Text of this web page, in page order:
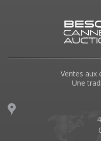
Ventes aux
Une